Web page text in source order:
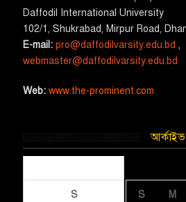
​Daffodil International University
102/1, Shukrabad, Mirpur Road,
E-mail:pro@daffodilvarsity.edu.bd ,
webmaster@daffodilvarsity.edu.bd
Web:www.the-prominent.com
আর্কাইভ
S M
S